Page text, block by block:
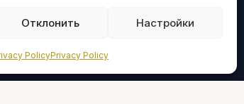
Отклонить Настройки
PolicyPrivacy Policy
ПРАВОВАЯ